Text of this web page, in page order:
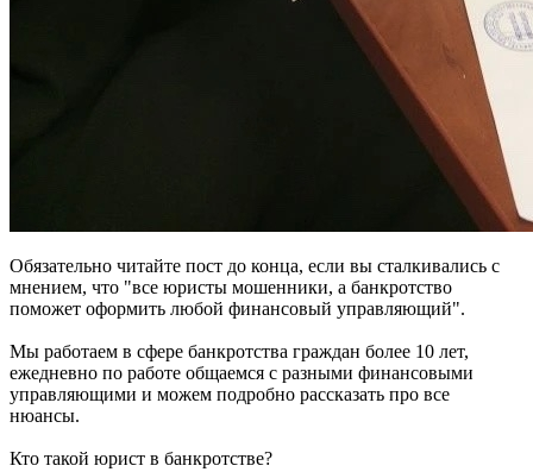
Обязательно читайте пост до конца, если вы сталкивались с
мнением, что "все юристы мошенники, а банкротство
поможет оформить любой финансовый управляющий".
Мы работаем в сфере банкротства граждан более 10 лет,
ежедневно по работе общаемся с разными финансовыми
управляющими и можем подробно рассказать про все
нюансы.
Кто такой юрист в банкротстве?